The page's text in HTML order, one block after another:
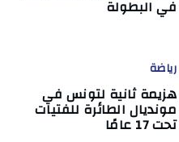
في البطولة
رياضة
هزيمة ثانية لتونس في
مونديال الطائرة للفتيات
تحت 17 عامًا